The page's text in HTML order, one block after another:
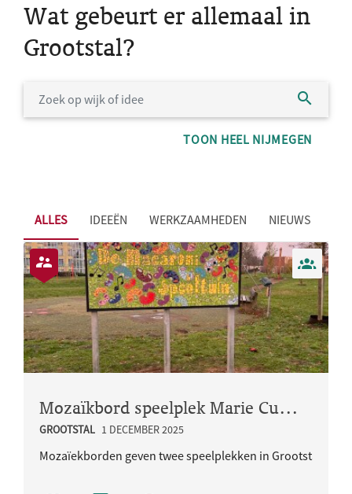
Wat gebeurt er allemaal in
Grootstal?
TOON HEEL NIJMEGEN
ALLES IDEEËN WERKZAAMHEDEN NIEUWS
Mozaïkbord speelplek Marie Curiestraat
GROOTSTAL 1 DECEMBER 2025
Mozaïekborden geven twee speelplekken in Grootstal